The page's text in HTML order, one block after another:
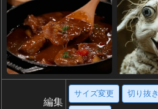
編集
サイズ変更 切り抜き